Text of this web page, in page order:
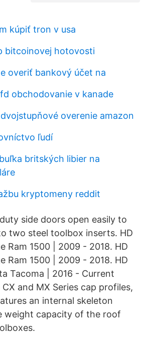
kúpiť tron ​​v usa
bitcoinovej hotovosti
overiť bankový účet na
obchodovanie v kanade
overenie amazon
ľudí
britských libier na
kryptomeny reddit
side doors open easily to
two steel toolbox inserts. HD
Ram 1500 | 2009 - 2018. HD
Ram 1500 | 2009 - 2018. HD
Tacoma | 2016 - Current
and MX Series cap profiles,
an internal skeleton
weight capacity of the roof